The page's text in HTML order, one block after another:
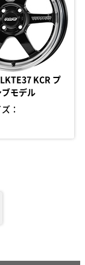
KCR プ
モデル
：